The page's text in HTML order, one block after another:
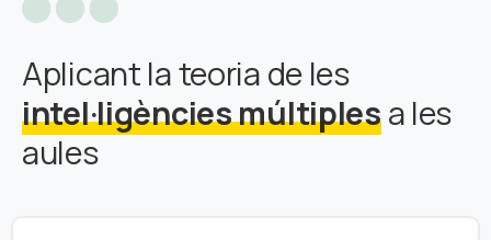
Aplicant la teoria de les
intel·ligències múltiplesa les
aules